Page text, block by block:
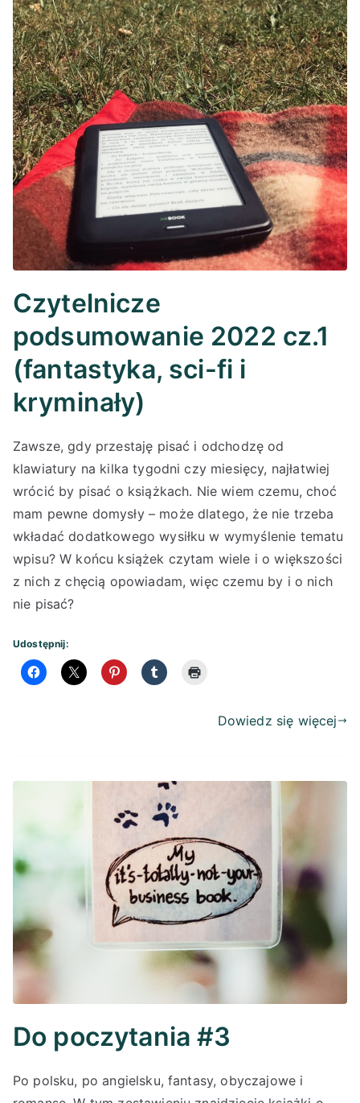
Czytelnicze
podsumowanie 2022 cz.1
(fantastyka, sci-fi i
kryminały)
Zawsze, gdy przestaję pisać i odchodzę od
klawiatury na kilka tygodni czy miesięcy, najłatwiej
wrócić by pisać o książkach. Nie wiem czemu, choć
mam pewne domysły – może dlatego, że nie trzeba
wkładać dodatkowego wysiłku w wymyślenie tematu
wpisu? W końcu książek czytam wiele i o większości
z nich z chęcią opowiadam, więc czemu by i o nich
nie pisać?
Udostępnij:
Dowiedz się więcej
Do poczytania #3
Po polsku, po angielsku, fantasy, obyczajowe i